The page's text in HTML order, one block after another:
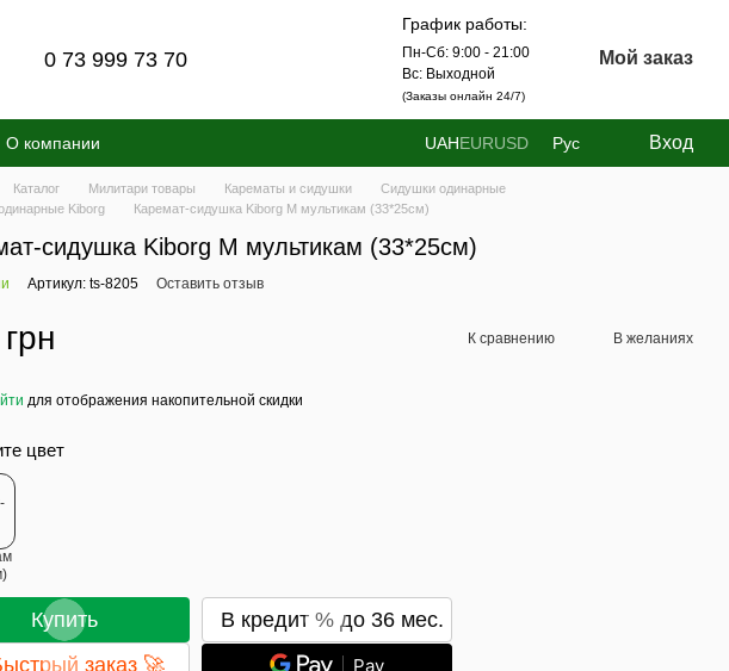
0 73 999 73 70
График работы:
Пн-Сб: 9:00 - 21:00
Вс: Выходной
(Заказы онлайн 24/7)
Мой заказ
О компании UAHEURUSD Рус Вход
Каталог Милитари товары Карематы и сидушки
Сидушки одинарные
Kiborg
Каремат-сидушка Kiborg М мультикам (33*25см)
сидушка Kiborg М мультикам (33*25см)
Артикул: ts-8205 Оставить отзыв
К сравнению В желаниях
для отображения накопительной скидки
цвет
Купить
В кредит % до 36 мес.
заказ 🚀
Pay